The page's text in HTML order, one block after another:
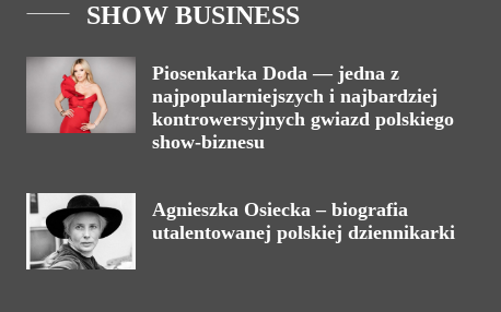
SHOW BUSINESS
Piosenkarka Doda — jedna z
najpopularniejszych i najbardziej
kontrowersyjnych gwiazd polskiego
show-biznesu
Agnieszka Osiecka – biografia
utalentowanej polskiej dziennikarki